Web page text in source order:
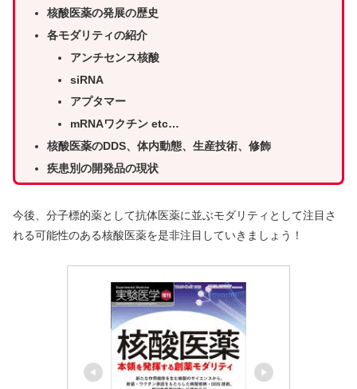
核酸医薬の発展の歴史
各モダリティの紹介
アンチセンス核酸
siRNA
アプタマー
mRNAワクチン etc…
核酸医薬のDDS、体内動態、生産技術、修飾
疾患別の開発品の現状
今後、分子標的薬として抗体医薬に並ぶモダリティとして注目さ
れる可能性のある核酸医薬を是非注目していきましょう！